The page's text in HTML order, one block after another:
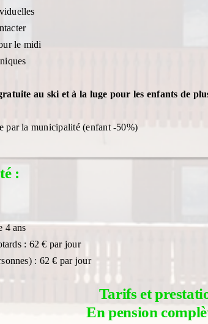
le midi
au ski et à la luge pour les enfants de
par la municipalité (enfant -50%)
:
4 ans
: 62 € par jour
: 62 € par jour
Tarifs et
En pension